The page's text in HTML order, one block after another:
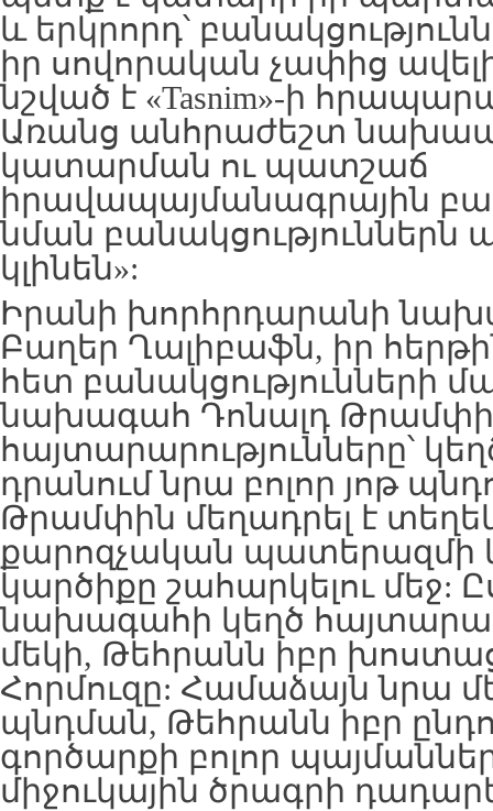
և երկրորդ՝
իր սովորական չափից
նշված է «Tasnim»-ի
Առանց անհրաժեշտ
կատարման ու պատշաճ
իրավապայմանագրային
նման բանակցություններն
կլինեն»:
Իրանի խորհրդարանի
Բաղեր Ղալիբաֆն, իր
հետ բանակցությունների
նախագահ Դոնալդ Թրամփի
հայտարարությունները՝
դրանում նրա բոլոր յոթ
Թրամփին մեղադրել է
քարոզչական
կարծիքը շահարկելու մեջ:
նախագահի կեղծ
մեկի, Թեհրանն իբր
Հորմուզը: Համաձայն նրա
պնդման, Թեհրանն իբր
գործարքի բոլոր
միջուկային ծրագրի